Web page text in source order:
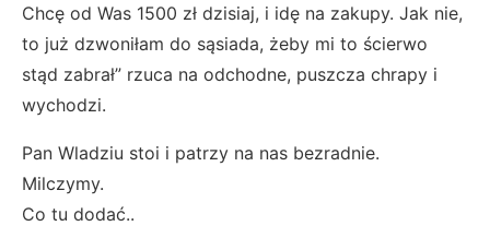
Chcę od Was 1500 zł dzisiaj, i idę na zakupy. Jak nie,
to już dzwoniłam do sąsiada, żeby mi to ścierwo
stąd zabrał” rzuca na odchodne, puszcza chrapy i
wychodzi.
Pan Wladziu stoi i patrzy na nas bezradnie.
Milczymy.
Co tu dodać..